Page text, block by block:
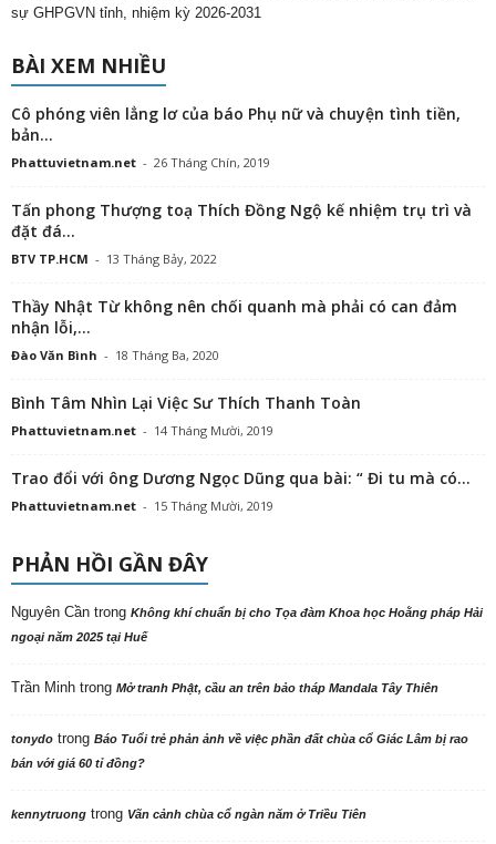
sự GHPGVN tỉnh, nhiệm kỳ 2026-2031
BÀI XEM NHIỀU
Cô phóng viên lẳng lơ của báo Phụ nữ và chuyện tình tiền,
bản...
Phattuvietnam.net - 26 Tháng Chín, 2019
Tấn phong Thượng toạ Thích Đồng Ngộ kế nhiệm trụ trì và
đặt đá...
BTV TP.HCM - 13 Tháng Bảy, 2022
Thầy Nhật Từ không nên chối quanh mà phải có can đảm
nhận lỗi,...
Đào Văn Bình - 18 Tháng Ba, 2020
Bình Tâm Nhìn Lại Việc Sư Thích Thanh Toàn
Phattuvietnam.net - 14 Tháng Mười, 2019
Trao đổi với ông Dương Ngọc Dũng qua bài: “ Đi tu mà có...
Phattuvietnam.net - 15 Tháng Mười, 2019
PHẢN HỒI GẦN ĐÂY
Nguyên Cần trong Không khí chuẩn bị cho Tọa đàm Khoa học Hoằng pháp Hải
ngoại năm 2025 tại Huế
Trần Minh trong Mở tranh Phật, cầu an trên bảo tháp Mandala Tây Thiên
tonydo trong Báo Tuổi trẻ phản ảnh về việc phần đất chùa cổ Giác Lâm bị rao
bán với giá 60 tỉ đồng?
kennytruong trong Vãn cảnh chùa cổ ngàn năm ở Triều Tiên